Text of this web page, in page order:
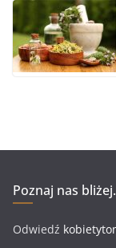
Poznaj nas
Odwiedź